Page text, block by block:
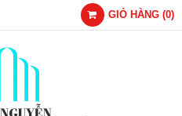
GIỎ HÀNG (0)